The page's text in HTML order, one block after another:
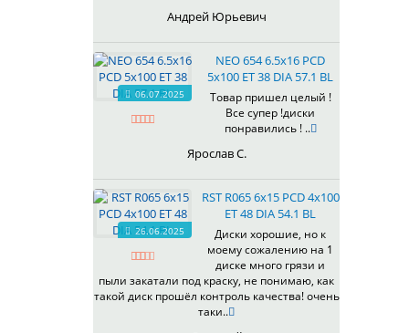
528
529
530
531
535
536
537
538
539
540
541
Андрей Юрьевич
06.07.2025
NEO 654 6.5x16 PCD
5x100 ET 38 DIA 57.1 BL
Товар пришел целый !
Все супер !диски
понравились ! ..
Ярослав С.
26.06.2025
RST R065 6x15 PCD 4x100
ET 48 DIA 54.1 BL
Диски хорошие, но к
моему сожалению на 1
диске много грязи и
пыли закатали под краску, не понимаю, как
такой диск прошёл контроль качества! очень
таки..